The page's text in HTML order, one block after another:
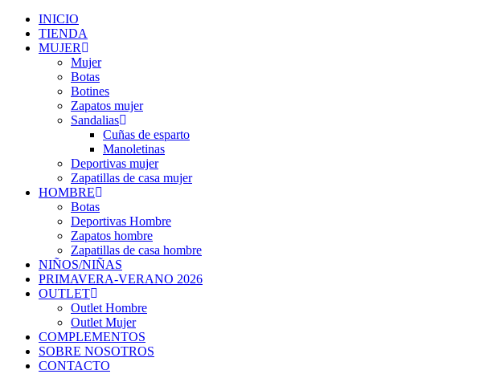
INICIO
TIENDA
MUJER
Mujer
Botas
Botines
Zapatos mujer
Sandalias
Cuñas de esparto
Manoletinas
Deportivas mujer
Zapatillas de casa mujer
HOMBRE
Botas
Deportivas Hombre
Zapatos hombre
Zapatillas de casa hombre
NIÑOS/NIÑAS
PRIMAVERA-VERANO 2026
OUTLET
Outlet Hombre
Outlet Mujer
COMPLEMENTOS
SOBRE NOSOTROS
CONTACTO